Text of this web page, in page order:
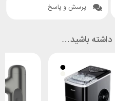
پرسش و پاسخ
باشید…